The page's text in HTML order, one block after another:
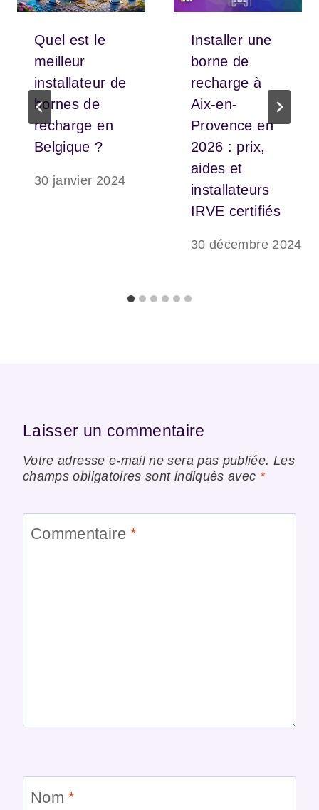
Quel est le
meilleur
installateur de
bornes de
recharge en
Belgique ?
30 janvier 2024
Installer une
borne de
recharge à
Aix-en-
Provence en
2026 : prix,
aides et
installateurs
IRVE certifiés
30 décembre 2024
Laisser un commentaire
Votre adresse e-mail ne sera pas publiée. Les
champs obligatoires sont indiqués avec *
Commentaire*
Nom*